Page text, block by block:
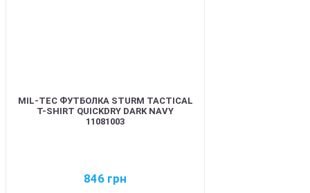
MIL-TEC ФУТБОЛКА STURM TACTICAL
T-SHIRT QUICKDRY DARK NAVY
11081003
846 грн